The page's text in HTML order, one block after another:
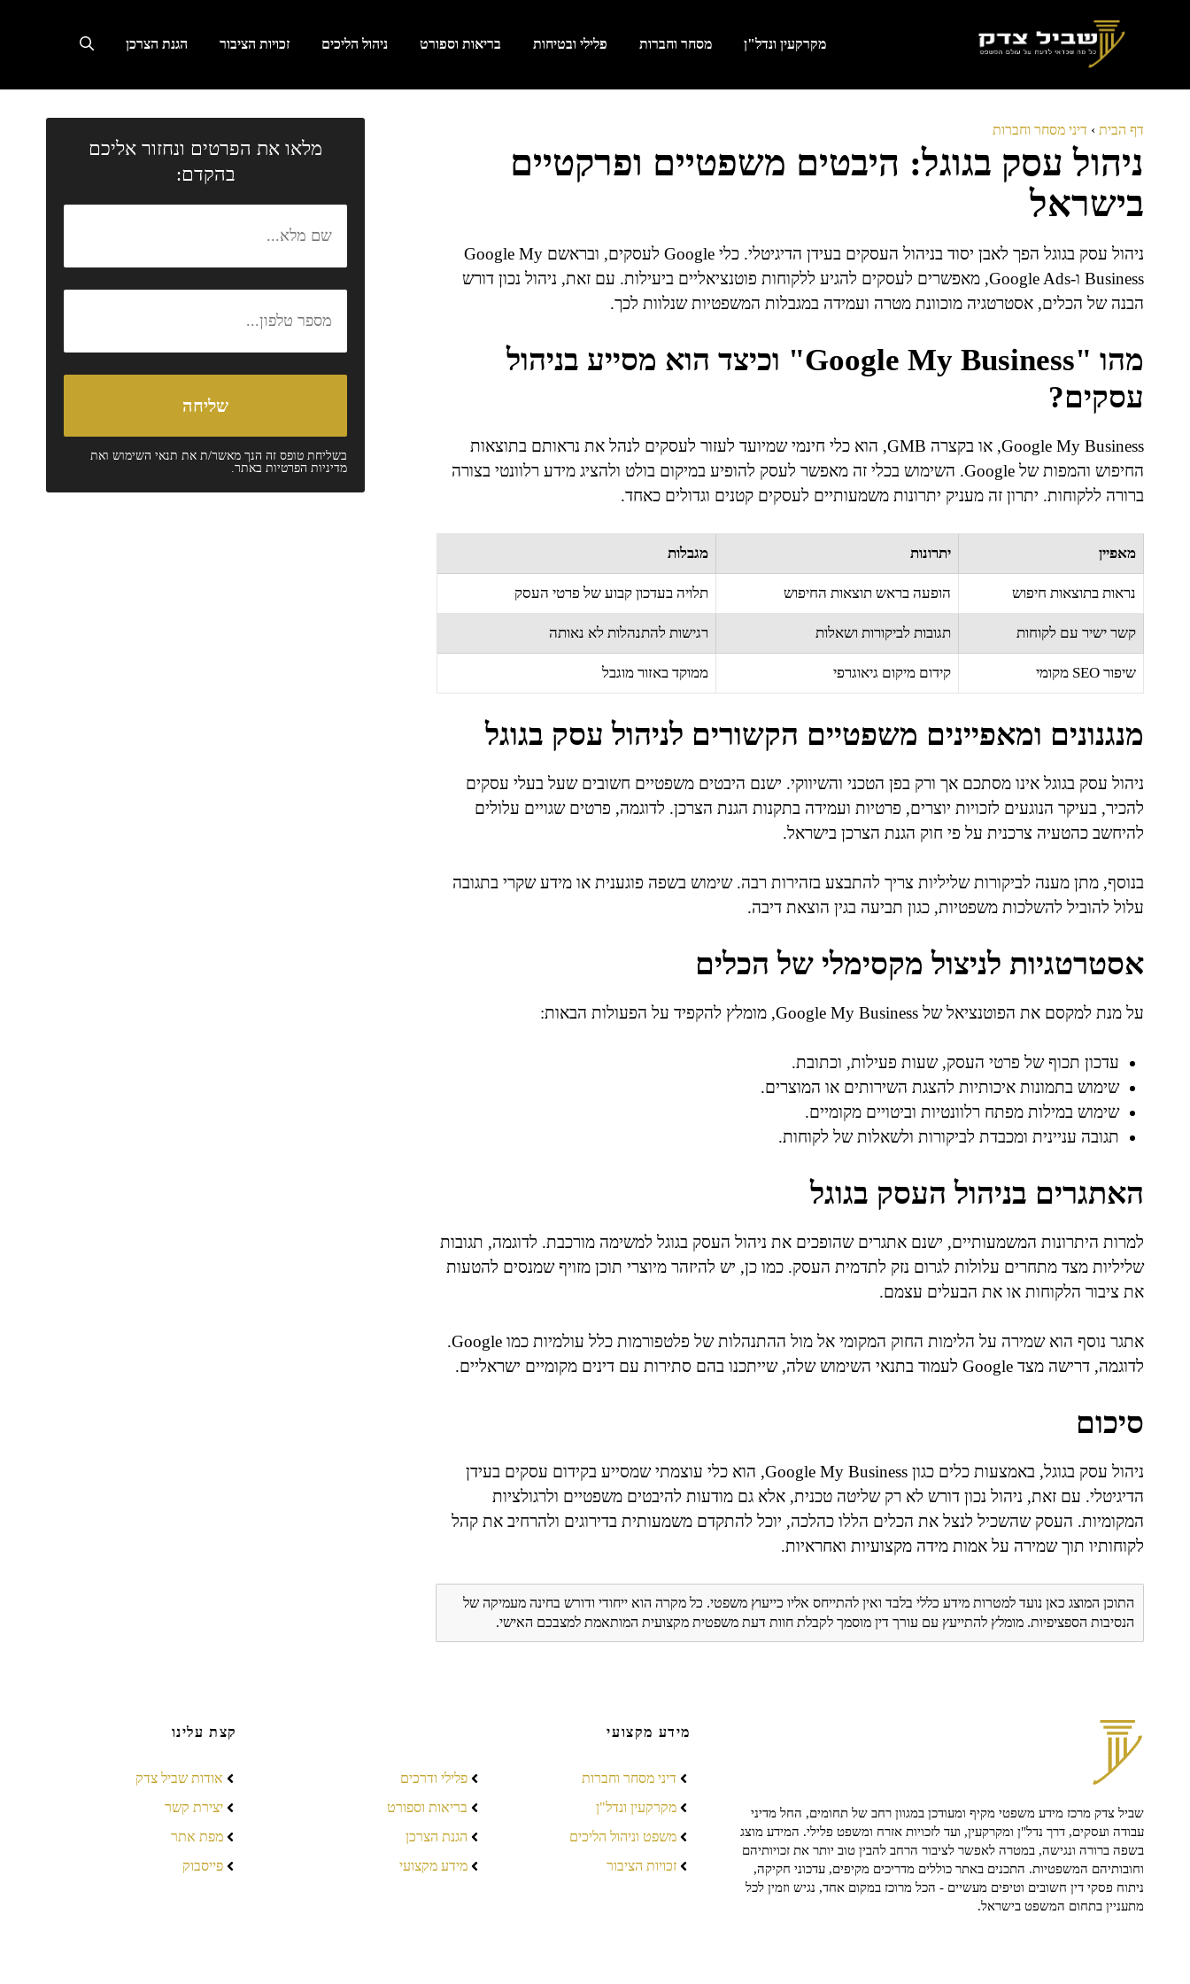
מקרקעין ונדל"ן מסחר וחברות פלילי ובטיחות בריאות וספורט ניהול הליכים זכויות הציבור הגנת הצרכן
דף הבית › דיני מסחר וחברות
ניהול עסק בגוגל: היבטים משפטיים ופרקטיים
בישראל
ניהול עסק בגוגל הפך לאבן יסוד בניהול העסקים בעידן הדיגיטלי. כלי Google לעסקים, ובראשם Google My
Business ו-Google Ads, מאפשרים לעסקים להגיע ללקוחות פוטנציאליים ביעילות. עם זאת, ניהול נכון דורש
הבנה של הכלים, אסטרטגיה מוכוונת מטרה ועמידה במגבלות המשפטיות שנלוות לכך.
מהו "Google My Business" וכיצד הוא מסייע בניהול
עסקים?
Google My Business, או בקצרה GMB, הוא כלי חינמי שמיועד לעזור לעסקים לנהל את נראותם בתוצאות
החיפוש והמפות של Google. השימוש בכלי זה מאפשר לעסק להופיע במיקום בולט ולהציג מידע רלוונטי בצורה
ברורה ללקוחות. יתרון זה מעניק יתרונות משמעותיים לעסקים קטנים וגדולים כאחד.
מאפיין יתרונות מגבלות
נראות בתוצאות חיפוש הופעה בראש תוצאות החיפוש תלויה בעדכון קבוע של פרטי העסק
קשר ישיר עם לקוחות תגובות לביקורות ושאלות רגישות להתנהלות לא נאותה
שיפור SEO מקומי קידום מיקום גיאוגרפי ממוקד באזור מוגבל
מנגנונים ומאפיינים משפטיים הקשורים לניהול עסק בגוגל
ניהול עסק בגוגל אינו מסתכם אך ורק בפן הטכני והשיווקי. ישנם היבטים משפטיים חשובים שעל בעלי עסקים
להכיר, בעיקר הנוגעים לזכויות יוצרים, פרטיות ועמידה בתקנות הגנת הצרכן. לדוגמה, פרטים שגויים עלולים
להיחשב כהטעיה צרכנית על פי חוק הגנת הצרכן בישראל.
בנוסף, מתן מענה לביקורות שליליות צריך להתבצע בזהירות רבה. שימוש בשפה פוגענית או מידע שקרי בתגובה
עלול להוביל להשלכות משפטיות, כגון תביעה בגין הוצאת דיבה.
אסטרטגיות לניצול מקסימלי של הכלים
על מנת למקסם את הפוטנציאל של Google My Business, מומלץ להקפיד על הפעולות הבאות:
עדכון תכוף של פרטי העסק, שעות פעילות, וכתובת.
שימוש בתמונות איכותיות להצגת השירותים או המוצרים.
שימוש במילות מפתח רלוונטיות וביטויים מקומיים.
תגובה עניינית ומכבדת לביקורות ולשאלות של לקוחות.
האתגרים בניהול העסק בגוגל
למרות היתרונות המשמעותיים, ישנם אתגרים שהופכים את ניהול העסק בגוגל למשימה מורכבת. לדוגמה, תגובות
שליליות מצד מתחרים עלולות לגרום נזק לתדמית העסק. כמו כן, יש להיזהר מיוצרי תוכן מזויף שמנסים להטעות
את ציבור הלקוחות או את הבעלים עצמם.
אתגר נוסף הוא שמירה על הלימות החוק המקומי אל מול ההתנהלות של פלטפורמות כלל עולמיות כמו Google.
לדוגמה, דרישה מצד Google לעמוד בתנאי השימוש שלה, שייתכנו בהם סתירות עם דינים מקומיים ישראליים.
סיכום
ניהול עסק בגוגל, באמצעות כלים כגון Google My Business, הוא כלי עוצמתי שמסייע בקידום עסקים בעידן
הדיגיטלי. עם זאת, ניהול נכון דורש לא רק שליטה טכנית, אלא גם מודעות להיבטים משפטיים ולרגולציות
המקומיות. העסק שהשכיל לנצל את הכלים הללו כהלכה, יוכל להתקדם משמעותית בדירוגים ולהרחיב את קהל
לקוחותיו תוך שמירה על אמות מידה מקצועיות ואחראיות.
התוכן המוצג כאן נועד למטרות מידע כללי בלבד ואין להתייחס אליו כייעוץ משפטי. כל מקרה הוא ייחודי ודורש בחינה מעמיקה של
הנסיבות הספציפיות. מומלץ להתייעץ עם עורך דין מוסמך לקבלת חוות דעת משפטית מקצועית המותאמת למצבכם האישי.
מלאו את הפרטים ונחזור אליכם
בהקדם:
בשליחת טופס זה הנך מאשר/ת את תנאי השימושואת
מדיניות הפרטיותבאתר.
שביל צדק מרכז מידע משפטי מקיף ומעודכן במגוון רחב של תחומים, החל מדיני
עבודה ועסקים, דרך נדל"ן ומקרקעין, ועד לזכויות אזרח ומשפט פלילי. המידע מוצג
בשפה ברורה ונגישה, במטרה לאפשר לציבור הרחב להבין טוב יותר את זכויותיהם
וחובותיהם המשפטיות. התכנים באתר כוללים מדריכים מקיפים, עדכוני חקיקה,
ניתוח פסקי דין חשובים וטיפים מעשיים - הכל מרוכז במקום אחד, נגיש וזמין לכל
מתעניין בתחום המשפט בישראל.
מידע מקצועי
דיני מסחר וחברות
מקרקעין ונדל"ן
משפט וניהול הליכים
זכויות הציבור
פלילי ודרכים
בריאות וספורט
הגנת הצרכן
מידע מקצועי
קצת עלינו
אודות שביל צדק
יצירת קשר
מפת אתר
פייסבוק